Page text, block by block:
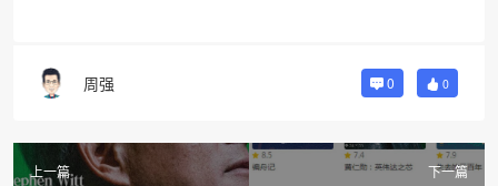
周强 0 0
上一篇
下一篇